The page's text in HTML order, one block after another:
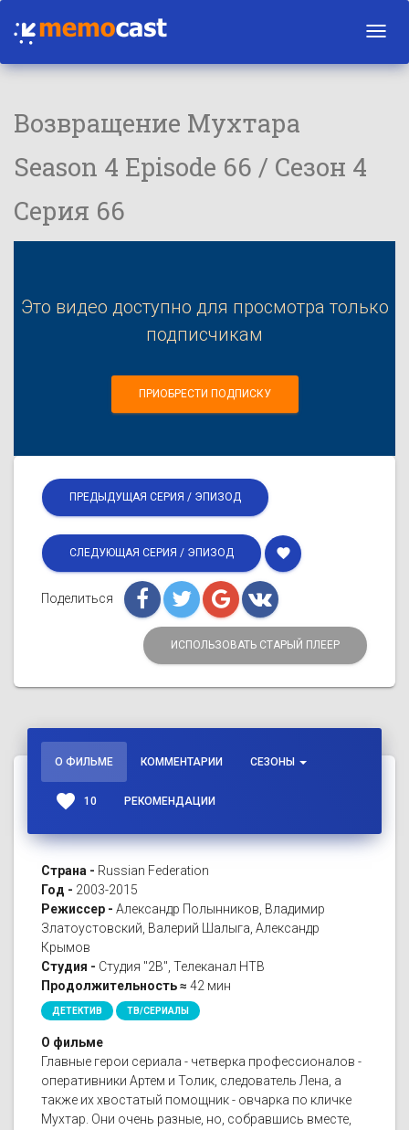
Возвращение Мухтара
Season 4 Episode 66 / Сезон 4
Серия 66
Это видео доступно для просмотра только
подписчикам
ПРИОБРЕСТИ ПОДПИСКУ
ПРЕДЫДУЩАЯ СЕРИЯ / ЭПИЗОД
СЛЕДУЮЩАЯ СЕРИЯ / ЭПИЗОД favorite
Поделиться
ИСПОЛЬЗОВАТЬ СТАРЫЙ ПЛЕЕР
О ФИЛЬМЕ КОММЕНТАРИИ СЕЗОНЫ
favorite 10 РЕКОМЕНДАЦИИ
Страна - Russian Federation
Год - 2003-2015
Режиссер - Александр Полынников, Владимир
Златоустовский, Валерий Шалыга, Александр
Крымов
Студия - Студия "2В", Телеканал НТВ
Продолжительность ≈ 42 мин
ДЕТЕКТИВ ТВ/СЕРИАЛЫ
О фильме
Главные герои сериала - четверка профессионалов -
оперативники Артем и Толик, следователь Лена, а
также их хвостатый помощник - овчарка по кличке
Мухтар. Они очень разные, но, собравшись вместе,